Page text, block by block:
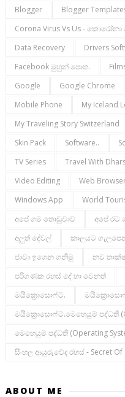
Blogger
Blogger
Corona Virus Vs Us -
Data Recovery
Drivers
Facebook මුහුන් පොත.
Google
Google Chrome
Mobile Phone
My Iceland
My Traveling Story Switzerland
Skin Pack
Software..
TV Series
Travel With
Video Editing
Web
Windows App
World
අපේ ගම තොඩුවාව
අපේ රට
අලුත් දේවල්
කාලයට
ජාවා ඉගෙන ගනිමු
නව
පරිගණක රහස් දේ හා වෙනත්
මයික්‍රොසොෆ්ට්.
මයික්‍රොසොෆ්ට්.මෙහෙයුම් පද්ධති
මෙහෙයුම් පද්ධති (operating
සිංහල ආයුරුවේද රහස් - Secret Of
ABOUT ME